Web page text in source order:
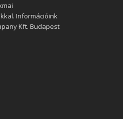
Információink
Kft. Budapest